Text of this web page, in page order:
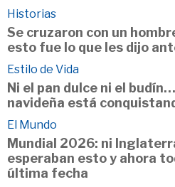
Historias
Se cruzaron con un
esto fue lo que les dijo
Estilo de Vida
Ni el pan dulce ni el
navideña está
El Mundo
Mundial 2026: ni
esperaban esto y ahora
última fecha